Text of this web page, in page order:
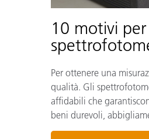
10 motivi
Per ottenere una
qualità. Gli
affidabili che
beni durevoli,